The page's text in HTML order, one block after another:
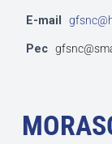
E-mail
Pec